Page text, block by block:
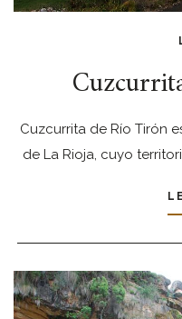
Cuzcurrita de Río Tirón
de La Rioja, cuyo